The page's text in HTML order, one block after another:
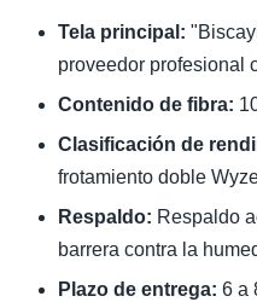
Tela principal:
proveedor profesional
Contenido de fibra:
Clasificación de
frotamiento doble
Respaldo: Respaldo
barrera contra la
Plazo de entrega: 6 a